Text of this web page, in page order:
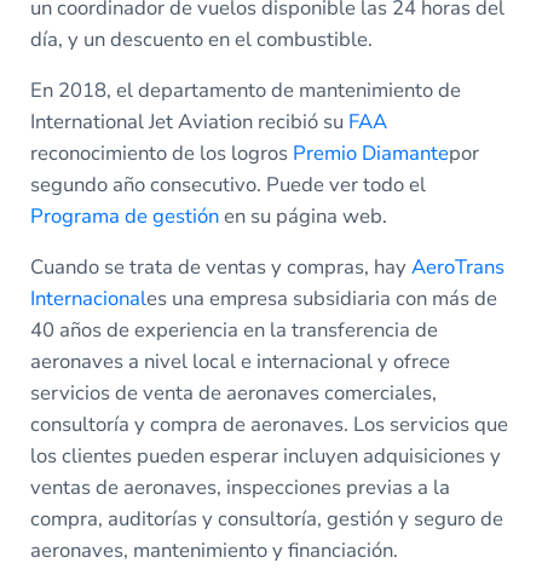
un coordinador de vuelos disponible las 24 horas del
día, y un descuento en el combustible.
En 2018, el departamento de mantenimiento de
International Jet Aviation recibió su FAA
reconocimiento de los logros Premio Diamantepor
segundo año consecutivo. Puede ver todo el
Programa de gestiónen su página web.
Cuando se trata de ventas y compras, hayAeroTrans
Internacionales una empresa subsidiaria con más de
40 años de experiencia en la transferencia de
aeronaves a nivel local e internacional y ofrece
servicios de venta de aeronaves comerciales,
consultoría y compra de aeronaves. Los servicios que
los clientes pueden esperar incluyen adquisiciones y
ventas de aeronaves, inspecciones previas a la
compra, auditorías y consultoría, gestión y seguro de
aeronaves, mantenimiento y financiación.